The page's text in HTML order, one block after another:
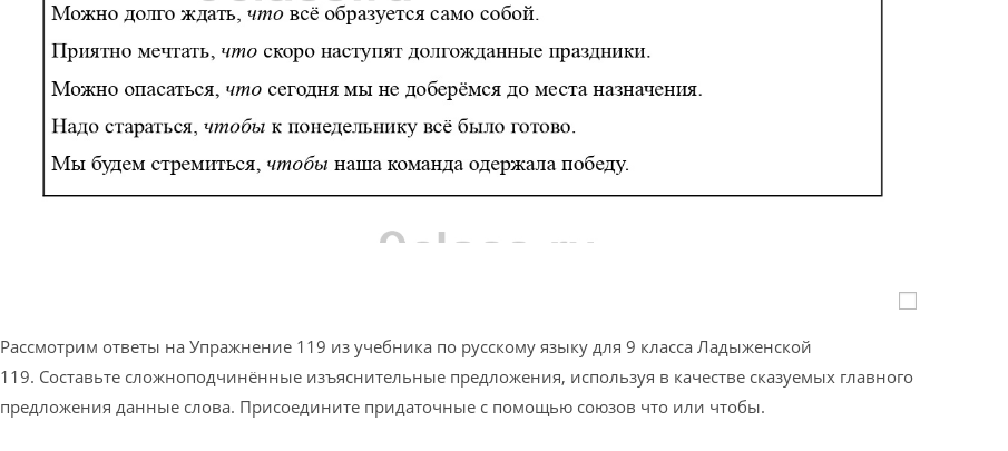
Рассмотрим ответы на Упражнение 119 из учебника по русскому языку для 9 класса Ладыженской
119. Составьте сложноподчинённые изъяснительные предложения, используя в качестве сказуемых главного
предложения данные слова. Присоедините придаточные с помощью союзов что или чтобы.